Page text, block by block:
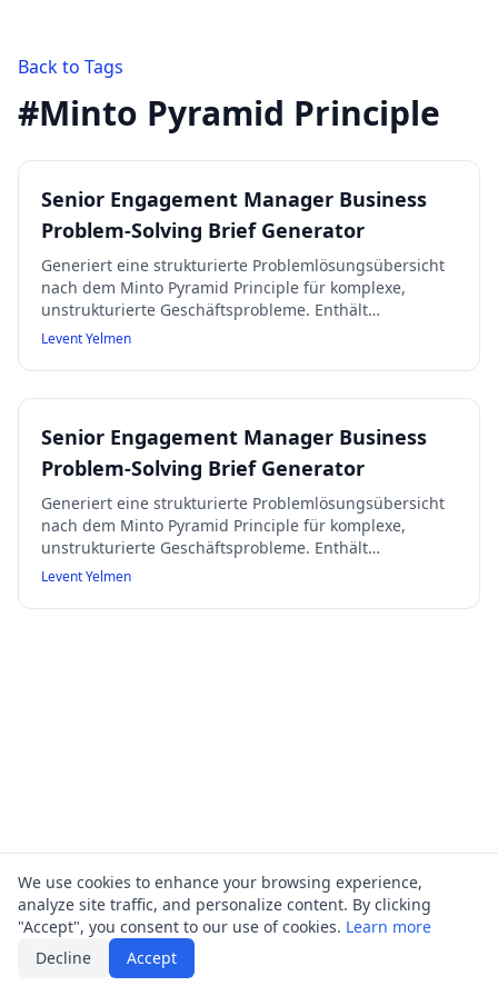
Back to Tags
#Minto Pyramid Principle
Senior Engagement Manager Business
Problem-Solving Brief Generator
Generiert eine strukturierte Problemlösungsübersicht
nach dem Minto Pyramid Principle für komplexe,
unstrukturierte Geschäftsprobleme. Enthält
Situationsanalyse (SCQ), MECE-konforme
strategische Empfehlungen und Umsetzungsplan.
Geeignet für Präsentationen vor Lenkungsausschüssen
hypothesengeleitetem Stil.
Levent Yelmen
Senior Engagement Manager Business
Problem-Solving Brief Generator
Generiert eine strukturierte Problemlösungsübersicht
nach dem Minto Pyramid Principle für komplexe,
unstrukturierte Geschäftsprobleme. Enthält
Situationsanalyse (SCQ), MECE-konforme
strategische Empfehlungen und Umsetzungsplan.
Levent Yelmen
We use cookies to enhance your browsing experience,
analyze site traffic, and personalize content. By clicking
"Accept", you consent to our use of cookies. Learn more
Decline
Accept